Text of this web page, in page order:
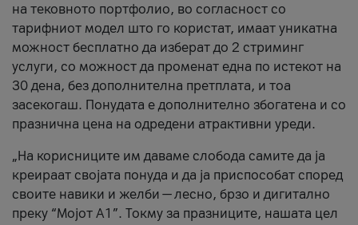
на тековното портфолио, во согласност со
тарифниот модел што го користат, имаат уникатна
можност бесплатно да изберат до 2 стриминг
услуги, со можност да променат една по истекот на
30 дена, без дополнителна претплата, и тоа
засекогаш. Понудата е дополнително збогатена и со
празнична цена на одредени атрактивни уреди.
„На корисниците им даваме слобода самите да ја
креираат својата понуда и да ја приспособат според
своите навики и желби — лесно, брзо и дигитално
преку “Мојот А1”. Токму за празниците, нашата цел